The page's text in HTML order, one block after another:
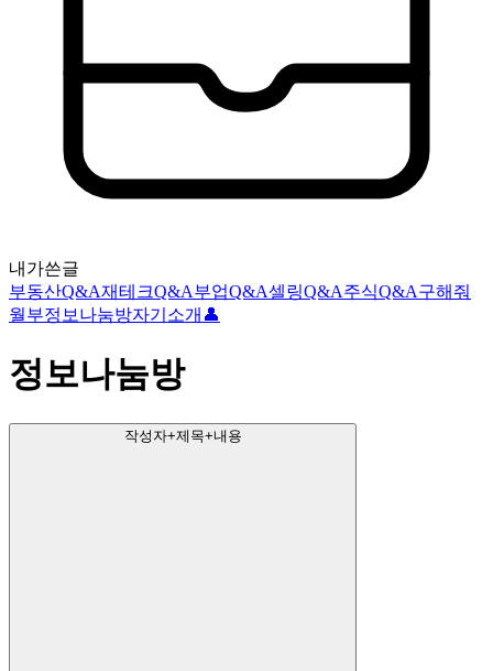
내가쓴글
부동산Q&A재테크Q&A부업Q&A셀링Q&A주식Q&A구해줘
월부정보나눔방자기소개👤
정보나눔방
작성자+제목+내용